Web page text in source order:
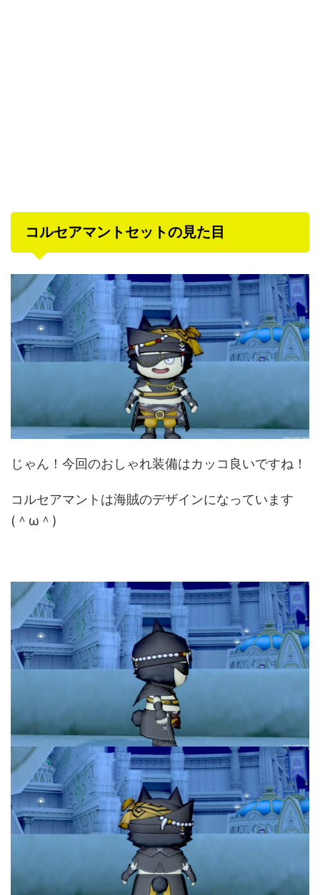
コルセアマントセットの見た目
じゃん！今回のおしゃれ装備はカッコ良いですね！
コルセアマントは海賊のデザインになっています
(＾ω＾)